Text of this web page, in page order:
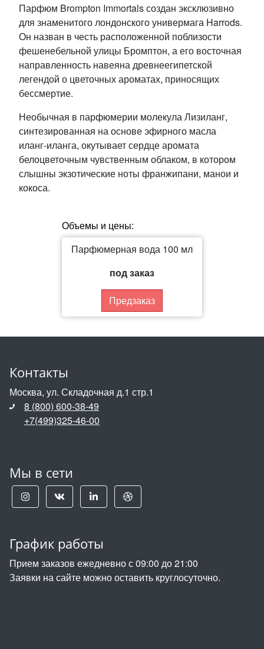
Парфюм Brompton Immortals создан эксклюзивно
для знаменитого лондонского универмага Harrods.
Он назван в честь расположенной поблизости
фешенебельной улицы Бромптон, а его восточная
направленность навеяна древнеегипетской
легендой о цветочных ароматах, приносящих
бессмертие.
Необычная в парфюмерии молекула Лизиланг,
синтезированная на основе эфирного масла
иланг-иланга, окутывает сердце аромата
белоцветочным чувственным облаком, в котором
слышны экзотические ноты франжипани, манои и
кокоса.
Объемы и цены:
Парфюмерная вода 100 мл
под заказ
Предзаказ
Контакты
Москва, ул. Складочная д.1 стр.1
8 (800) 600-38-49
+7(499)325-46-00
Мы в сети
График работы
Прием заказов ежедневно с 09:00 до 21:00
Заявки на сайте можно оставить круглосуточно.